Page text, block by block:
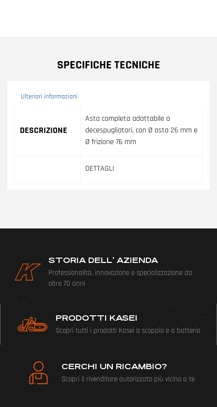
SPECIFICHE TECNICHE
Ulteriori informazioni
Ulteriori informazioni
DESCRIZIONE
Asta completa adattabile a
decespugliatori, con Ø asta 26 mm e
Ø frizione 76 mm
DETTAGLI
STORIA DELL’ AZIENDA
Professionalità, innovazione e specializzazione da
oltre 70 anni
PRODOTTI KASEI
Scopri tutti i prodotti Kasei a scoppio e a batteria
CERCHI UN RICAMBIO?
Scopri il rivenditore autorizzato più vicino a te